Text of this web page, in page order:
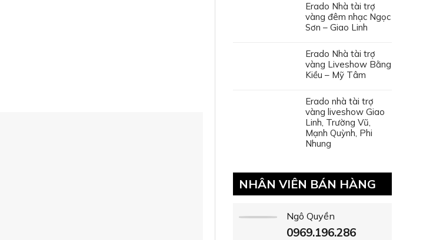
Erado Nhà tài trợ
vàng đêm nhạc Ngọc
Sơn – Giao Linh
Erado Nhà tài trợ
vàng Liveshow Bằng
Kiều – Mỹ Tâm
Erado nhà tài trợ
vàng liveshow Giao
Linh, Trường Vũ,
Mạnh Quỳnh, Phi
Nhung
NHÂN VIÊN BÁN HÀNG
Ngô Quyền
0969.196.286